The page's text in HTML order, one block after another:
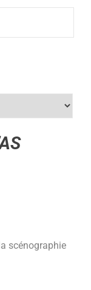
scénographie